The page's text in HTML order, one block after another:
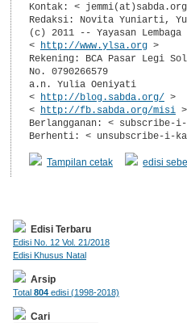
Kontak: <
Redaksi: Novita Yuniarti,
(c) 2011 -- Yayasan Lembaga
<
http://www.ylsa.org >
Rekening: BCA Pasar Legi
No. 0790266579
a.n. Yulia Oeniyati
<
http://blog.sabda.org/ >
<
http://fb.sabda.org/misi >
Berlangganan: < subscribe-
Berhenti: < unsubscribe-i-
Tampilan cetak edisi
Edisi Terbaru
Edisi No. 12 Vol. 21/2018
Edisi Khusus Natal
Arsip
Total 804edisi (1998-2018)
Cari